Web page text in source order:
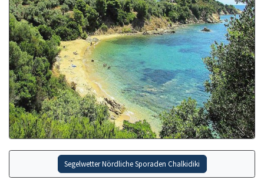
Segelwetter Nördliche Sporaden Chalkidiki